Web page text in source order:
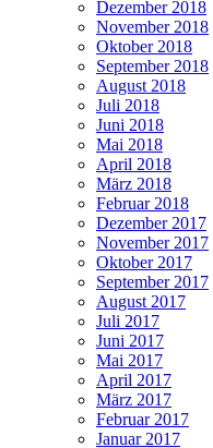
Dezember 2018
November 2018
Oktober 2018
September 2018
August 2018
Juli 2018
Juni 2018
Mai 2018
April 2018
März 2018
Februar 2018
Dezember 2017
November 2017
Oktober 2017
September 2017
August 2017
Juli 2017
Juni 2017
Mai 2017
April 2017
März 2017
Februar 2017
Januar 2017